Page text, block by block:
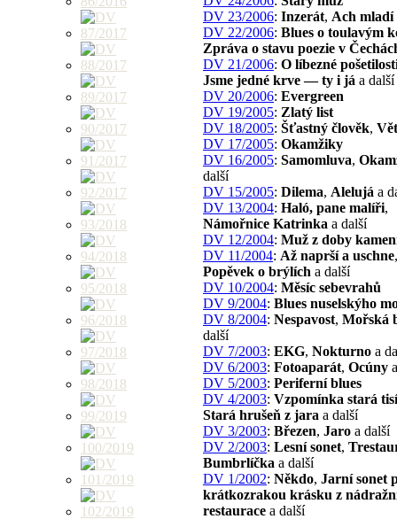
DV 23/2006: Inzerát, Ach mladí
DV 22/2006: Blues o toulavým
Zpráva o stavu poezie v
DV 21/2006: O líbezné
Jsme jedné krve — ty i já a další
DV 20/2006: Evergreen
DV 19/2005: Zlatý list
DV 18/2005: Šťastný člověk,
DV 17/2005: Okamžiky
DV 16/2005: Samomluva,
další
DV 15/2005: Dilema, Alelujá a
DV 13/2004: Haló, pane malíři,
Námořnice Katrinka a další
DV 12/2004: Muž z doby
DV 11/2004: Až naprší a uschne,
Popěvek o brýlích a další
DV 10/2004: Měsíc sebevrahů
DV 9/2004: Blues nuselskýho
DV 8/2004: Nespavost, Mořská
další
DV 7/2003: EKG, Nokturno a
DV 6/2003: Fotoaparát, Ocúny
DV 5/2003: Periferní blues
DV 4/2003: Vzpomínka stará
Stará hrušeň z jara a další
DV 3/2003: Březen, Jaro a další
DV 2/2003: Lesní sonet,
Bumbrlíčka a další
DV 1/2002: Někdo, Jarní sonet
krátkozrakou krásku z
restaurace a další